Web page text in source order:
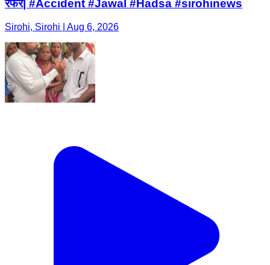
रैफर| #Accident #Jawal #Hadsa #sirohinews
Sirohi, Sirohi | Aug 6, 2026